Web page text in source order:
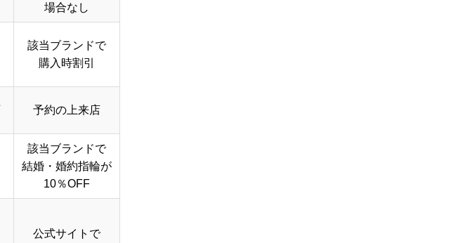
場合なし
該当ブランドで
購入時割引
予約の上来店
該当ブランドで
結婚・婚約指輪が
10％OFF
公式サイトで